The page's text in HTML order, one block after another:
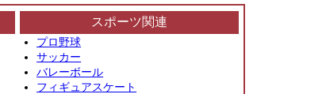
スポーツ関連
プロ野球
サッカー
バレーボール
フィギュアスケート